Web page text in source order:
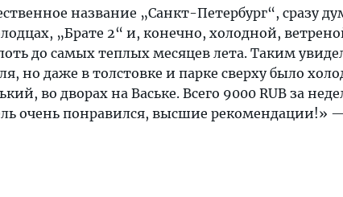
название „Санкт-Петербург“, сразу
„Брате 2“ и, конечно, холодной,
до самых теплых месяцев лета. Таким
но даже в толстовке и парке сверху было
во дворах на Ваське. Всего 9000 RUB за
очень понравился, высшие рекомендации!»